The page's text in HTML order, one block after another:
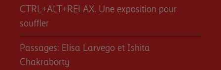
CTRL+ALT+RELAX. Une exposition pour
souffler
Passages: Elisa Larvego et Ishita
Chakraborty